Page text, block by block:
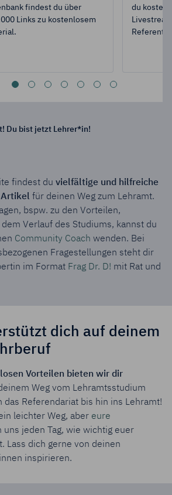
findest du über
Links zu kostenlosem
du
Du bist jetzt Lehrer*in!
findest du vielfältige und hilfreiche
für deinen Weg zum Lehramt.
bspw. zu den Vorteilen,
Verlauf des Studiums, kannst du
Community Coach wenden. Bei
Fragestellungen steht dir
im Format Frag Dr. D! mit Rat und
dich auf deinem
Vorteilen bieten wir dir
Weg vom Lehramtsstudium
das Referendariat bis hin ins Lehramt!
leichter Weg, aber eure
uns jeden Tag, wie wichtig euer
Lass dich gerne von deinen
inspirieren.